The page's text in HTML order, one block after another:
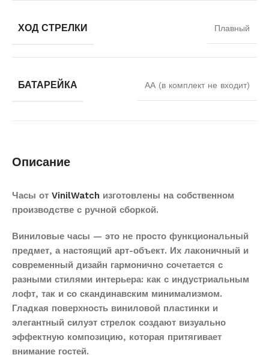
ХОД СТРЕЛКИ Плавный
БАТАРЕЙКА АА (в комплект не входит)
Описание
Часы от VinilWatch изготовлены на собственном
производстве с ручной сборкой.
Виниловые часы — это не просто функциональный
предмет, а настоящий арт-объект. Их лаконичный и
современный дизайн гармонично сочетается с
разными стилями интерьера: как с индустриальным
лофт, так и со скандинавским минимализмом.
Гладкая поверхность виниловой пластинки и
элегантный силуэт стрелок создают визуально
эффектную композицию, которая притягивает
внимание гостей.